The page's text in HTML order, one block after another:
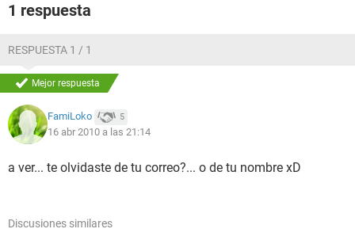
1 respuesta
RESPUESTA 1 / 1
Mejor respuesta
FamiLoko 5
16 abr 2010 a las 21:14
a ver... te olvidaste de tu correo?... o de tu nombre xD
Discusiones similares